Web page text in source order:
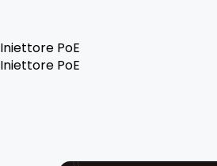
Iniettore PoE
Iniettore PoE